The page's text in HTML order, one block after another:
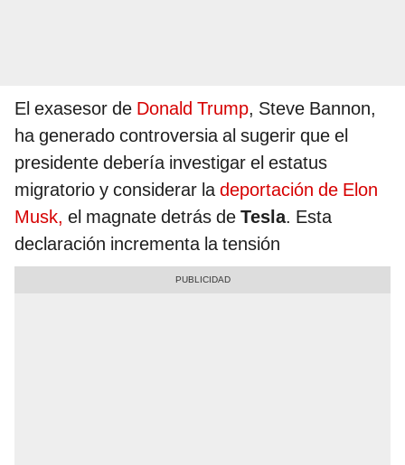
El exasesor de Donald Trump, Steve Bannon,
ha generado controversia al sugerir que el
presidente debería investigar el estatus
migratorio y considerar ladeportación de Elon
Musk, el magnate detrás de Tesla. Esta
declaración incrementa la tensión